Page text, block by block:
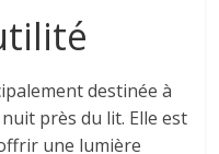
destinée à
près du lit. Elle est
une lumière